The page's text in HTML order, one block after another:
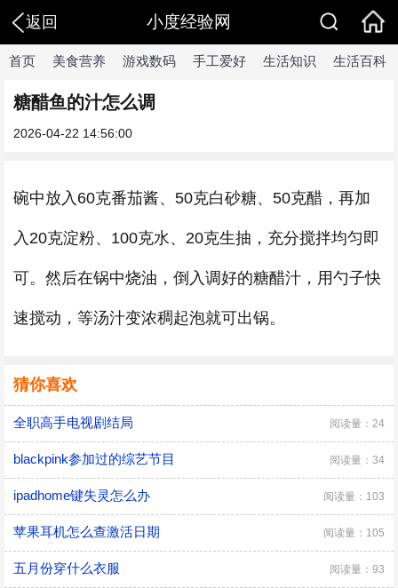
返回 小度经验网
首页 美食营养 游戏数码 手工爱好 生活知识 生活百科
糖醋鱼的汁怎么调
2026-04-22 14:56:00
碗中放入60克番茄酱、50克白砂糖、50克醋，再加
入20克淀粉、100克水、20克生抽，充分搅拌均匀即
可。然后在锅中烧油，倒入调好的糖醋汁，用勺子快
速搅动，等汤汁变浓稠起泡就可出锅。
猜你喜欢
全职高手电视剧结局 阅读量：24
blackpink参加过的综艺节目 阅读量：34
ipadhome键失灵怎么办 阅读量：103
苹果耳机怎么查激活日期 阅读量：105
五月份穿什么衣服 阅读量：93